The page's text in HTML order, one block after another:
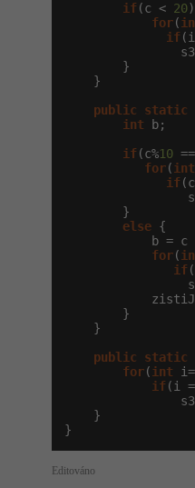
if (c < 20
for(
if (i
        }
    }
public
static
int b;
if (c%10 ==
for(int
if
        }
else {
b = c
for(
if
        }
    }
public
static
for(int i=
if (i
    }
}
Editováno